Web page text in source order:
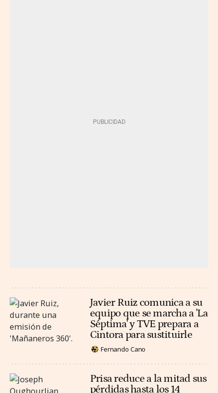
Javier Ruiz comunica a su
equipo que se marcha a 'La
Séptima' y TVE prepara a
Cintora para sustituirle
Fernando Cano
Prisa reduce a la mitad sus
pérdidas hasta los 14